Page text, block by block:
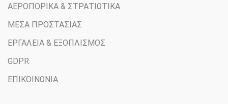
ΑΕΡΟΠΟΡΙΚΑ & ΣΤΡΑΤΙΩΤΙΚΑ
ΜΕΣΑ ΠΡΟΣΤΑΣΙΑΣ
ΕΡΓΑΛΕΙΑ & ΕΞΟΠΛΙΣΜΟΣ
GDPR
ΕΠΙΚΟΙΝΩΝΙΑ